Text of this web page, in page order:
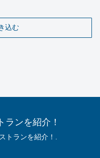
込む
ランを紹介！
トランを紹介！.